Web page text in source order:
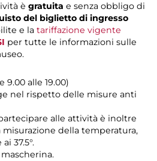
è gratuita e senza obbligo di
del biglietto di ingresso
e la tariffazione vigente
per tutte le informazioni sulle
alle 19.00)
nel rispetto delle misure anti
alle attività è inoltre
misurazione della temperatura,
37.5°.